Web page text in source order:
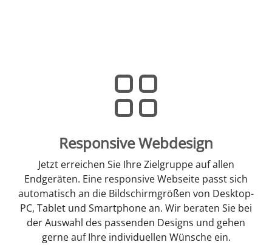
Responsive Webdesign
Jetzt erreichen Sie Ihre Zielgruppe auf allen
Endgeräten. Eine responsive Webseite passt sich
automatisch an die Bildschirmgrößen von Desktop-
PC, Tablet und Smartphone an. Wir beraten Sie bei
der Auswahl des passenden Designs und gehen
gerne auf Ihre individuellen Wünsche ein.